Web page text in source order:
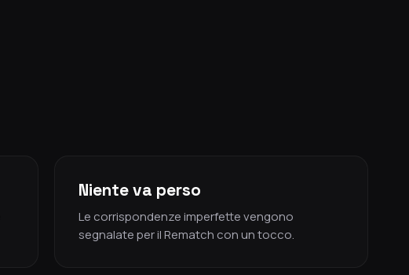
Niente va perso
Le corrispondenze imperfette vengono
segnalate per il Rematch con un tocco.